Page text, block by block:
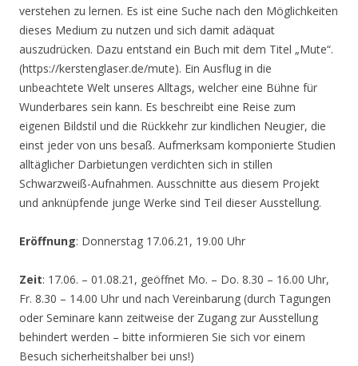
verstehen zu lernen. Es ist eine Suche nach den Möglichkeiten
dieses Medium zu nutzen und sich damit adäquat
auszudrücken. Dazu entstand ein Buch mit dem Titel „Mute“.
(https://kerstenglaser.de/mute). Ein Ausflug in die
unbeachtete Welt unseres Alltags, welcher eine Bühne für
Wunderbares sein kann. Es beschreibt eine Reise zum
eigenen Bildstil und die Rückkehr zur kindlichen Neugier, die
einst jeder von uns besaß. Aufmerksam komponierte Studien
alltäglicher Darbietungen verdichten sich in stillen
Schwarzweiß-Aufnahmen. Ausschnitte aus diesem Projekt
und anknüpfende junge Werke sind Teil dieser Ausstellung.
Eröffnung: Donnerstag 17.06.21, 19.00 Uhr
Zeit: 17.06. – 01.08.21, geöffnet Mo. – Do. 8.30 – 16.00 Uhr,
Fr. 8.30 – 14.00 Uhr und nach Vereinbarung (durch Tagungen
oder Seminare kann zeitweise der Zugang zur Ausstellung
behindert werden – bitte informieren Sie sich vor einem
Besuch sicherheitshalber bei uns!)